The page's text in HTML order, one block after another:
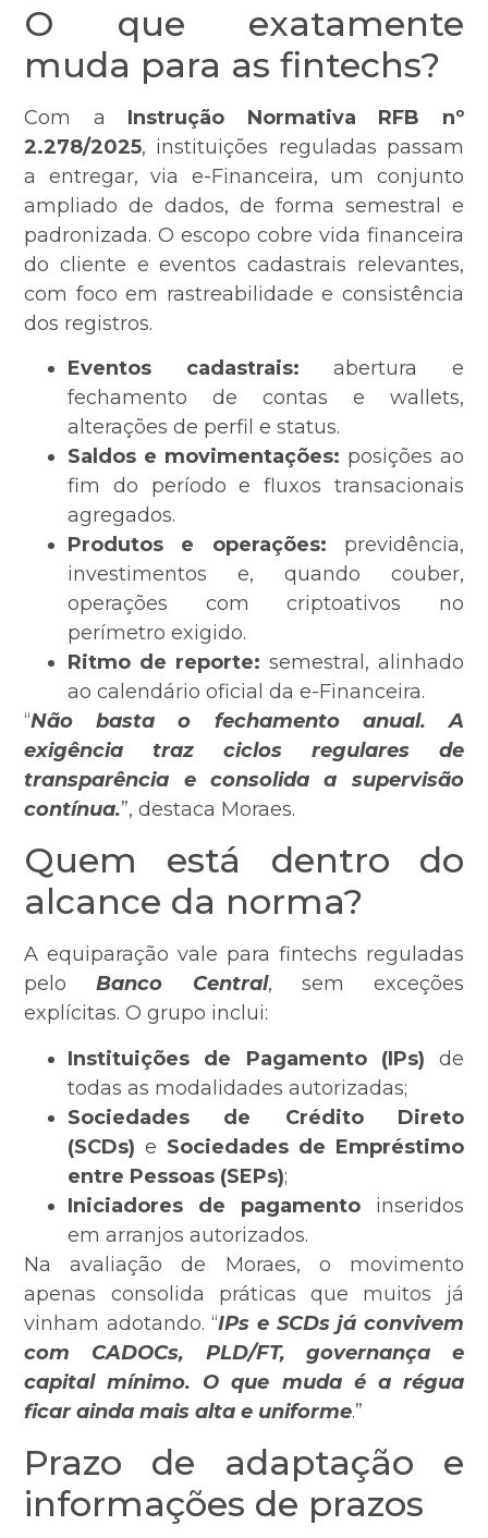
O que exatamente
muda para as fintechs?
Com a Instrução Normativa RFB nº
2.278/2025, instituições reguladas passam
a entregar, via e-Financeira, um conjunto
ampliado de dados, de forma semestral e
padronizada. O escopo cobre vida financeira
do cliente e eventos cadastrais relevantes,
com foco em rastreabilidade e consistência
dos registros.
Eventos cadastrais: abertura e
fechamento de contas e wallets,
alterações de perfil e status.
Saldos e movimentações: posições ao
fim do período e fluxos transacionais
agregados.
Produtos e operações: previdência,
investimentos e, quando couber,
operações com criptoativos no
perímetro exigido.
Ritmo de reporte: semestral, alinhado
ao calendário oficial da e-Financeira.
“Não basta o fechamento anual. A
exigência traz ciclos regulares de
transparência e consolida a supervisão
contínua.”, destaca Moraes.
Quem está dentro do
alcance da norma?
A equiparação vale para fintechs reguladas
peloBanco Central, sem exceções
explícitas. O grupo inclui:
Instituições de Pagamento (IPs) de
todas as modalidades autorizadas;
Sociedades de Crédito Direto
(SCDs) e Sociedades de Empréstimo
entre Pessoas (SEPs);
Iniciadores de pagamentoinseridos
em arranjos autorizados.
Na avaliação de Moraes, o movimento
apenas consolida práticas que muitos já
vinham adotando. “IPs e SCDs já convivem
com CADOCs, PLD/FT, governança e
capital mínimo. O que muda é a régua
ficar ainda mais alta e uniforme.”
Prazo de adaptação e
informações de prazos